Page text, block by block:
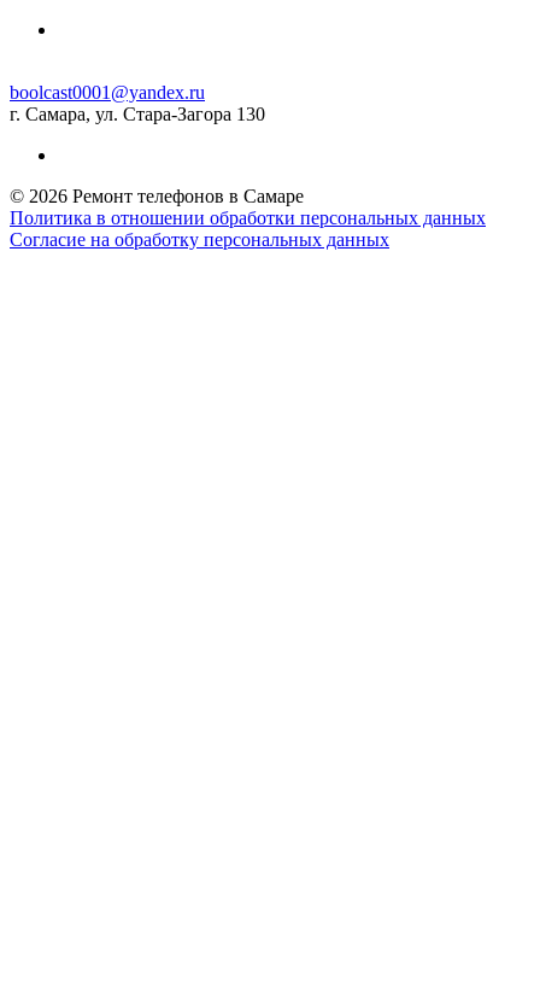
boolcast0001@yandex.ru
г. Самара, ул. Стара-Загора 130
© 2026 Ремонт телефонов в Самаре
Политика в отношении обработки персональных данных
Согласие на обработку персональных данных